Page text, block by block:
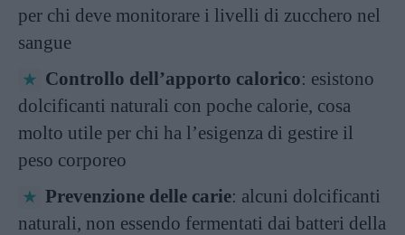
per chi deve monitorare i livelli di zucchero nel
sangue
Controllo dell’apporto calorico: esistono
dolcificanti naturali con poche calorie, cosa
molto utile per chi ha l’esigenza di gestire il
peso corporeo
Prevenzione delle carie: alcuni dolcificanti
naturali, non essendo fermentati dai batteri della